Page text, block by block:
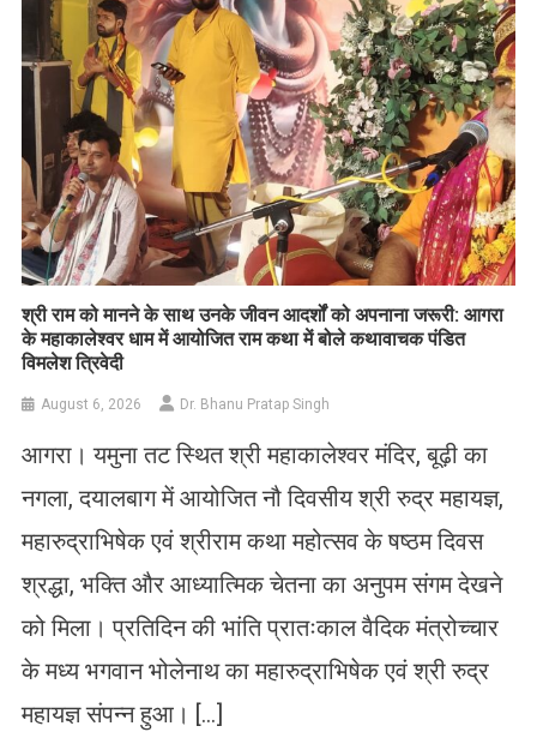
​श्री राम को मानने के साथ उनके जीवन आदर्शों को अपनाना जरूरी: आगरा
के महाकालेश्वर धाम में आयोजित राम कथा में बोले कथावाचक पंडित
विमलेश त्रिवेदी
August 6, 2026 Dr. Bhanu Pratap Singh
आगरा। यमुना तट स्थित श्री महाकालेश्वर मंदिर, बूढ़ी का
नगला, दयालबाग में आयोजित नौ दिवसीय श्री रुद्र महायज्ञ,
महारुद्राभिषेक एवं श्रीराम कथा महोत्सव के षष्ठम दिवस
श्रद्धा, भक्ति और आध्यात्मिक चेतना का अनुपम संगम देखने
को मिला। प्रतिदिन की भांति प्रातःकाल वैदिक मंत्रोच्चार
के मध्य भगवान भोलेनाथ का महारुद्राभिषेक एवं श्री रुद्र
महायज्ञ संपन्न हुआ। […]